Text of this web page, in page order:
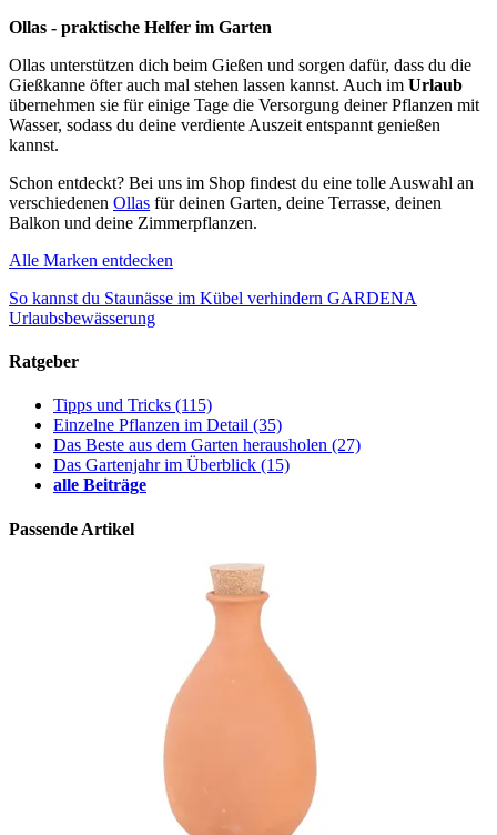
Ollas - praktische Helfer im Garten
Ollas unterstützen dich beim Gießen und sorgen dafür, dass du die
Gießkanne öfter auch mal stehen lassen kannst. Auch im Urlaub
übernehmen sie für einige Tage die Versorgung deiner Pflanzen mit
Wasser, sodass du deine verdiente Auszeit entspannt genießen
kannst.
Schon entdeckt? Bei uns im Shop findest du eine tolle Auswahl an
verschiedenen Ollas für deinen Garten, deine Terrasse, deinen
Balkon und deine Zimmerpflanzen.
Alle Marken entdecken
So kannst du Staunässe im Kübel verhindern GARDENA
Urlaubsbewässerung
Ratgeber
Tipps und Tricks (115)
Einzelne Pflanzen im Detail (35)
Das Beste aus dem Garten herausholen (27)
Das Gartenjahr im Überblick (15)
alle Beiträge
Passende Artikel